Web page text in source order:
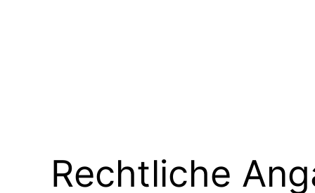
Rechtliche